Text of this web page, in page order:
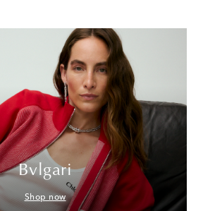
Bvlgari
Shop now